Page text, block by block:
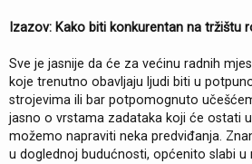
Izazov: Kako biti konkurentan na tržištu
Sve je jasnije da će za većinu radnih
koje trenutno obavljaju ljudi biti u
strojevima ili bar potpomognuto
jasno o vrstama zadataka koji će ostati
možemo napraviti neka predviđanja.
u doglednoj budućnosti, općenito slabi u